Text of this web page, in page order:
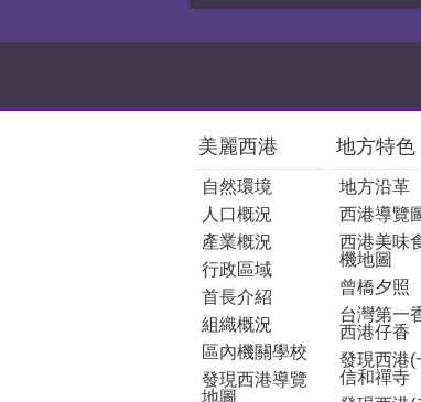
美麗西港
自然環境
人口概況
產業概況
行政區域
首長介紹
組織概況
區內機關學校
發現西港導覽
地圖
地方特色
地方沿革
西港導覽
西港美味
機地圖
曾橋夕照
台灣第一
西港仔香
發現西港(
信和禪寺